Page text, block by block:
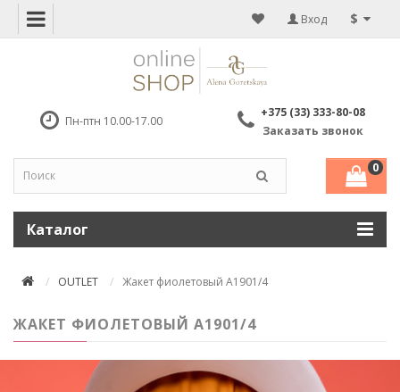
$
Вход
Пн-птн 10.00-17.00
+375 (33) 333-80-08
Заказать звонок
0
Каталог
OUTLET Жакет фиолетовый A1901/4
ЖАКЕТ ФИОЛЕТОВЫЙ A1901/4